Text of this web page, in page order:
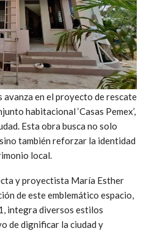
en el proyecto de rescate
habitacional ‘Casas Pemex’,
Esta obra busca no solo
también reforzar la identidad
local.
y proyectista María Esther
de este emblemático espacio,
integra diversos estilos
de dignificar la ciudad y